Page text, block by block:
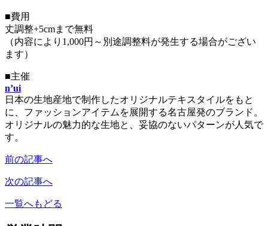
■費用
丈調整+5cmまで無料
（内容により1,000円～別途調整料が発生する場合がござい
ます）
■主催
n’ui
日本の生地産地で制作したオリジナルテキスタイルをもと
に、ファッションアイテムを展開する名古屋発のブランド。
オリジナルの魅力的な生地と、妥協のないパターンが人気で
す。
前の記事へ
次の記事へ
一覧へもどる